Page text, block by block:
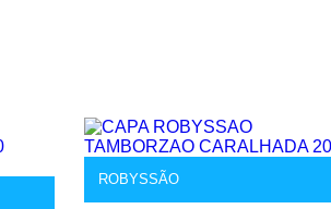
ROBYSSÃO